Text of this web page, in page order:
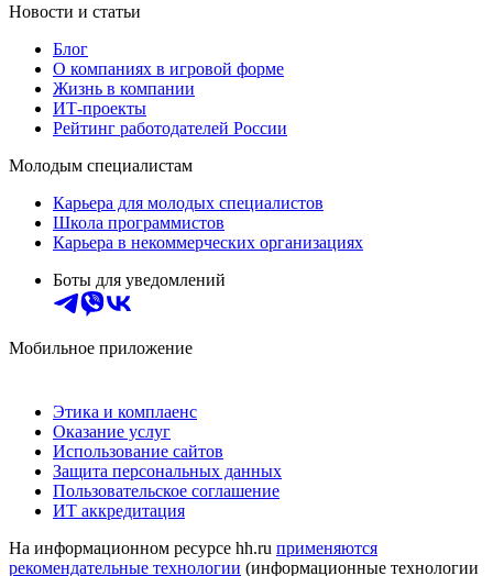
Новости и статьи
Блог
О компаниях в игровой форме
Жизнь в компании
ИТ-проекты
Рейтинг работодателей России
Молодым специалистам
Карьера для молодых специалистов
Школа программистов
Карьера в некоммерческих организациях
Боты для уведомлений
Мобильное приложение
Этика и комплаенс
Оказание услуг
Использование сайтов
Защита персональных данных
Пользовательское соглашение
ИТ аккредитация
На информационном ресурсе hh.ru применяются
рекомендательные технологии (информационные технологии